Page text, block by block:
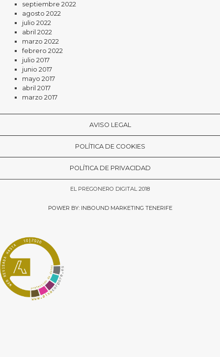
septiembre 2022
agosto 2022
julio 2022
abril 2022
marzo 2022
febrero 2022
julio 2017
junio 2017
mayo 2017
abril 2017
marzo 2017
AVISO LEGAL
POLÍTICA DE COOKIES
POLÍTICA DE PRIVACIDAD
EL PREGONERO DIGITAL 2018
POWER BY: INBOUND MARKETING TENERIFE